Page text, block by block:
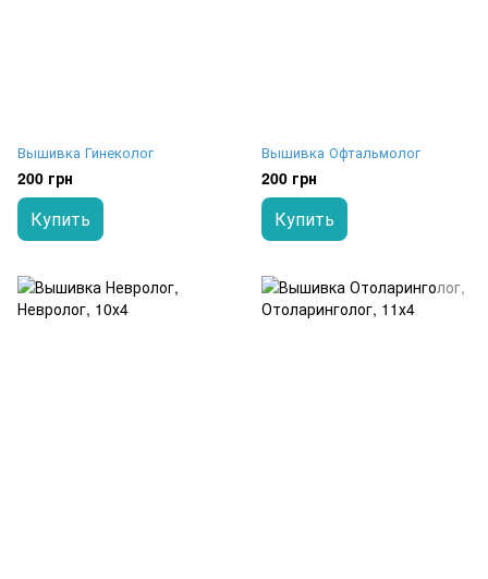
Вышивка Гинеколог
200 грн
Купить
Вышивка Офтальмолог
200 грн
Купить